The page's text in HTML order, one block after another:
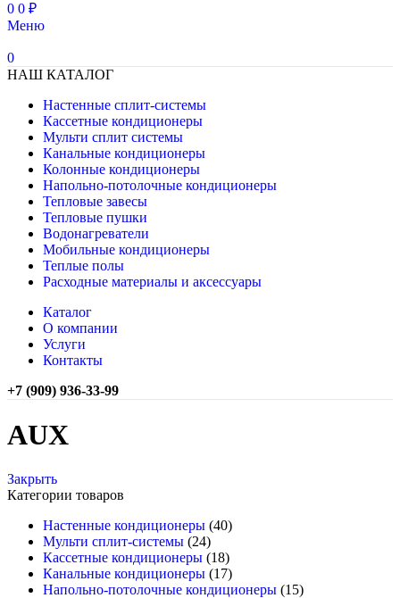
0 0 ₽
Меню
0
НАШ КАТАЛОГ
Настенные сплит-системы
Кассетные кондиционеры
Мульти сплит системы
Канальные кондиционеры
Колонные кондиционеры
Напольно-потолочные кондиционеры
Тепловые завесы
Тепловые пушки
Водонагреватели
Мобильные кондиционеры
Теплые полы
Расходные материалы и аксессуары
Каталог
О компании
Услуги
Контакты
+7 (909) 936-33-99
AUX
Закрыть
Категории товаров
Настенные кондиционеры (40)
Мульти сплит-системы (24)
Кассетные кондиционеры (18)
Канальные кондиционеры (17)
Напольно-потолочные кондиционеры (15)